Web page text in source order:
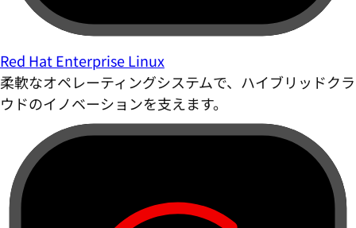
Red Hat Enterprise Linux
柔軟なオペレーティングシステムで、ハイブリッドクラ
ウドのイノベーションを支えます。